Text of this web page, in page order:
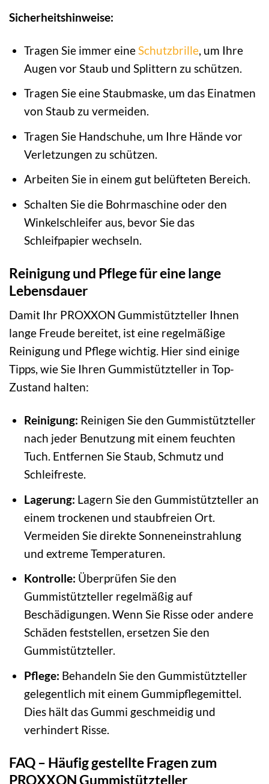
Sicherheitshinweise:
Tragen Sie immer eineSchutzbrille, um Ihre
Augen vor Staub und Splittern zu schützen.
Tragen Sie eine Staubmaske, um das Einatmen
von Staub zu vermeiden.
Tragen Sie Handschuhe, um Ihre Hände vor
Verletzungen zu schützen.
Arbeiten Sie in einem gut belüfteten Bereich.
Schalten Sie die Bohrmaschine oder den
Winkelschleifer aus, bevor Sie das
Schleifpapier wechseln.
Reinigung und Pflege für eine lange
Lebensdauer
Damit Ihr PROXXON Gummistützteller Ihnen
lange Freude bereitet, ist eine regelmäßige
Reinigung und Pflege wichtig. Hier sind einige
Tipps, wie Sie Ihren Gummistützteller in Top-
Zustand halten:
Reinigung: Reinigen Sie den Gummistützteller
nach jeder Benutzung mit einem feuchten
Tuch. Entfernen Sie Staub, Schmutz und
Schleifreste.
Lagerung: Lagern Sie den Gummistützteller an
einem trockenen und staubfreien Ort.
Vermeiden Sie direkte Sonneneinstrahlung
und extreme Temperaturen.
Kontrolle: Überprüfen Sie den
Gummistützteller regelmäßig auf
Beschädigungen. Wenn Sie Risse oder andere
Schäden feststellen, ersetzen Sie den
Gummistützteller.
Pflege: Behandeln Sie den Gummistützteller
gelegentlich mit einem Gummipflegemittel.
Dies hält das Gummi geschmeidig und
verhindert Risse.
FAQ – Häufig gestellte Fragen zum
PROXXON Gummistützteller